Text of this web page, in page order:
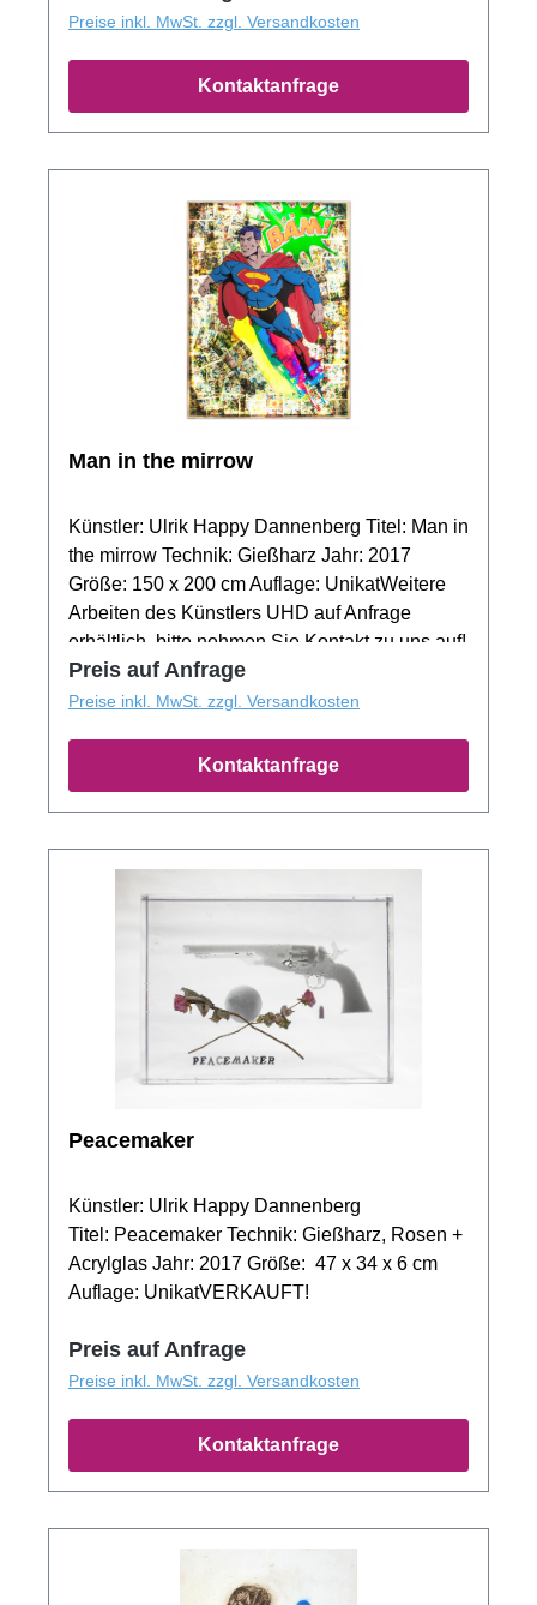
Preise inkl. MwSt. zzgl. Versandkosten
Kontaktanfrage
Man in the mirrow
Künstler: Ulrik Happy Dannenberg Titel: Man in
the mirrow Technik: Gießharz Jahr: 2017
Größe: 150 x 200 cm Auflage: UnikatWeitere
Arbeiten des Künstlers UHD auf Anfrage
erhältlich, bitte nehmen Sie Kontakt zu uns auf!
Preis auf Anfrage
Preise inkl. MwSt. zzgl. Versandkosten
Kontaktanfrage
Peacemaker
Künstler: Ulrik Happy Dannenberg
Titel: Peacemaker Technik: Gießharz, Rosen +
Acrylglas Jahr: 2017 Größe: 47 x 34 x 6 cm
Auflage: UnikatVERKAUFT!
Preis auf Anfrage
Preise inkl. MwSt. zzgl. Versandkosten
Kontaktanfrage